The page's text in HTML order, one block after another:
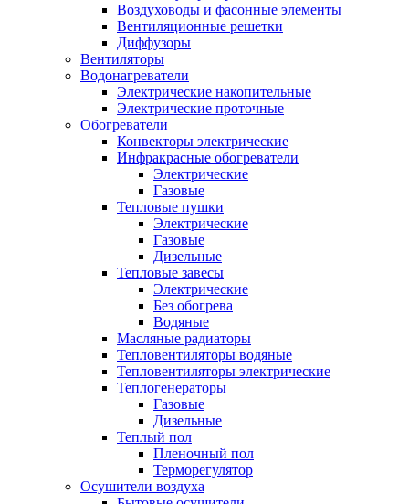
Воздуховоды и фасонные элементы
Вентиляционные решетки
Диффузоры
Вентиляторы
Водонагреватели
Электрические накопительные
Электрические проточные
Обогреватели
Конвекторы электрические
Инфракрасные обогреватели
Электрические
Газовые
Тепловые пушки
Электрические
Газовые
Дизельные
Тепловые завесы
Электрические
Без обогрева
Водяные
Масляные радиаторы
Тепловентиляторы водяные
Тепловентиляторы электрические
Теплогенераторы
Газовые
Дизельные
Теплый пол
Пленочный пол
Терморегулятор
Осушители воздуха